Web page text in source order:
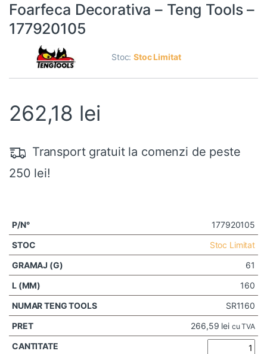
Foarfeca Decorativa – Teng Tools –
177920105
Stoc:Stoc Limitat
262,18 lei
Transport gratuit la comenzi de peste
250 lei!
177920105
Stoc Limitat
61
160
SR1160
266,59 lei cu TVA